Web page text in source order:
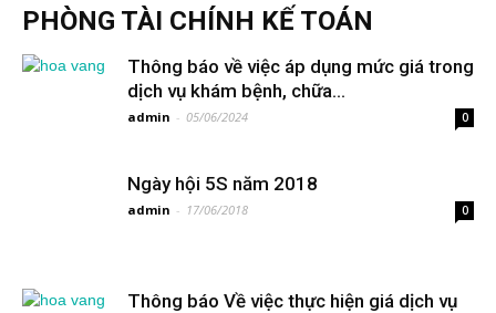
PHÒNG TÀI CHÍNH KẾ TOÁN
Thông báo về việc áp dụng mức giá trong
dịch vụ khám bệnh, chữa...
admin - 05/06/2024 0
Ngày hội 5S năm 2018
admin - 17/06/2018 0
Thông báo Về việc thực hiện giá dịch vụ